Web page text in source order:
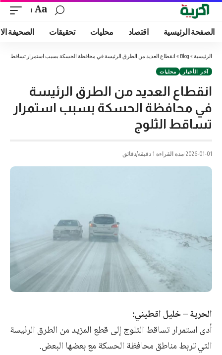
Aa
الصفحة الرئيسية اقتصاد محليات تحقيقات الصحيفة
الرئيسية »
Blog
» انقطاع العديد من الطرق الرئيسة في محافظة الحسكة بسبب استمرار تساقط
آخر الأخبار محليات
انقطاع العديد من الطرق الرئيسة
في محافظة الحسكة بسبب استمرار
تساقط الثلوج
2026-01-01 مدة القراءة 1 دقيقة/دقائق
الحرية – خليل اقطيني:
أدى استمرار تساقط الثلوج إلى قطع المزيد من الطرق الرئيسة
التي تربط مناطق محافظة الحسكة مع بعضها البعض.